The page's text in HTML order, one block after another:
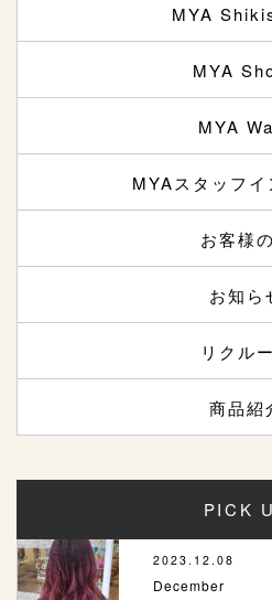
MYA
MYA
MYA
MYAスタッフイ
お客様
お知ら
リクル
商品紹
PICK
2023.12.08
December